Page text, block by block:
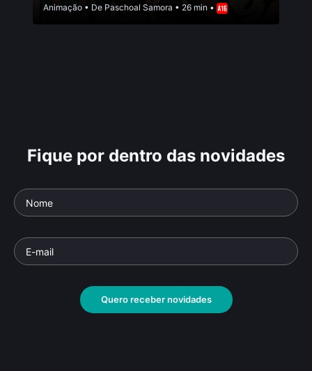
Animação • De Paschoal Samora • 26 min •
Fique por dentro das novidades
Quero receber novidades